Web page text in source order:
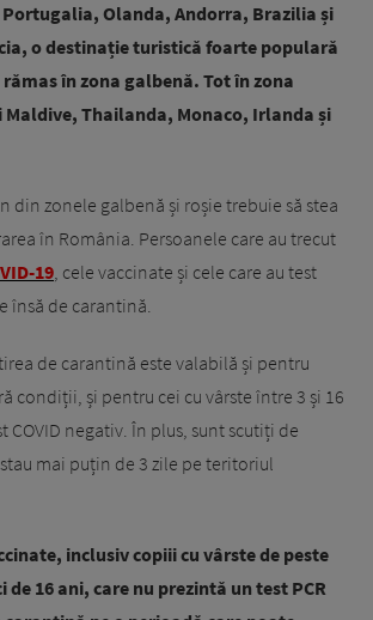
Olanda, Andorra, Brazilia și
o destinație turistică foarte populară
în zona galbenă. Tot în zona
Maldive, Thailanda, Monaco, Irlanda și
din zonele galbenă și roșie trebuie să stea
în România. Persoanele care au trecut
19, cele vaccinate și cele care au test
însă de carantină.
de carantină este valabilă și pentru
condiții, și pentru cei cu vârste între 3 și 16
COVID negativ. În plus, sunt scutiți de
mai puțin de 3 zile pe teritoriul
inclusiv copiii cu vârste de peste
de 16 ani, care nu prezintă un test PCR